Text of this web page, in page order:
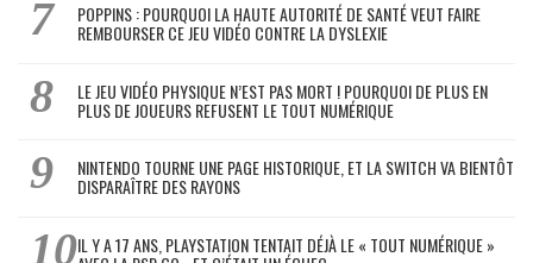
POPPINS : POURQUOI LA HAUTE AUTORITÉ DE SANTÉ VEUT FAIRE
REMBOURSER CE JEU VIDÉO CONTRE LA DYSLEXIE
LE JEU VIDÉO PHYSIQUE N’EST PAS MORT ! POURQUOI DE PLUS EN
PLUS DE JOUEURS REFUSENT LE TOUT NUMÉRIQUE
NINTENDO TOURNE UNE PAGE HISTORIQUE, ET LA SWITCH VA BIENTÔT
DISPARAÎTRE DES RAYONS
IL Y A 17 ANS, PLAYSTATION TENTAIT DÉJÀ LE « TOUT NUMÉRIQUE »